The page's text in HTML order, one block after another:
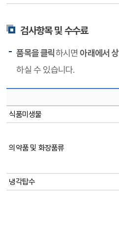
검사항목 및 수수료
품목을 클릭하시면 아래에서
하실 수 있습니다.
식품미생물
의약품 및 화장품류
냉각탑수